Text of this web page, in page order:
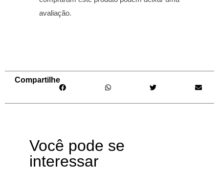
avaliação.
Compartilhe
Você pode se
interessar